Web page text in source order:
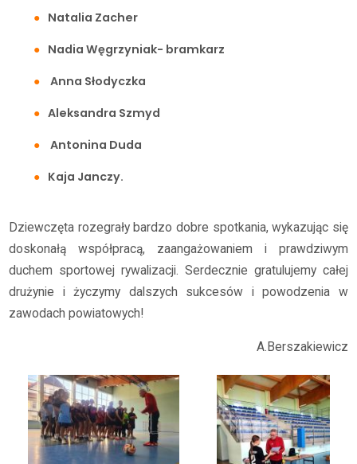
Natalia Zacher
Nadia Węgrzyniak- bramkarz
Anna Słodyczka
Aleksandra Szmyd
Antonina Duda
Kaja Janczy.
Dziewczęta rozegrały bardzo dobre spotkania, wykazując się
doskonałą współpracą, zaangażowaniem i prawdziwym
duchem sportowej rywalizacji. Serdecznie gratulujemy całej
drużynie i życzymy dalszych sukcesów i powodzenia w
zawodach powiatowych!
A.Berszakiewicz